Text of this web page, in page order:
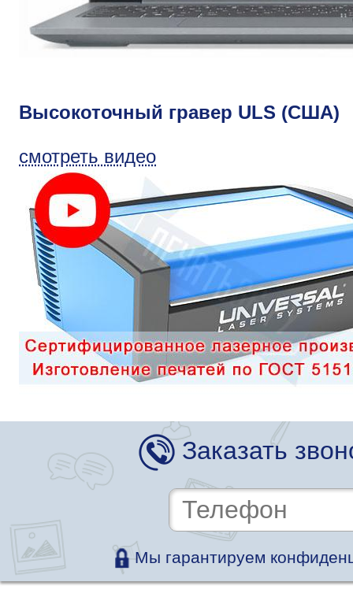
Высокоточный гравер ULS (США)
смотреть видео
Заказать
Мы гарантируем